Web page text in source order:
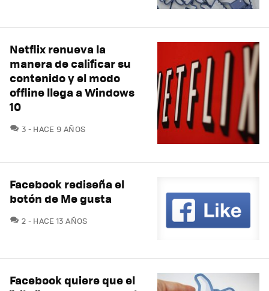
Netflix renueva la
manera de calificar su
contenido y el modo
offline llega a Windows
10
3 COMENTARIOS
HACE 9 AÑOS
Facebook rediseña el
botón de Me gusta
2 COMENTARIOS
HACE 13 AÑOS
Facebook quiere que el